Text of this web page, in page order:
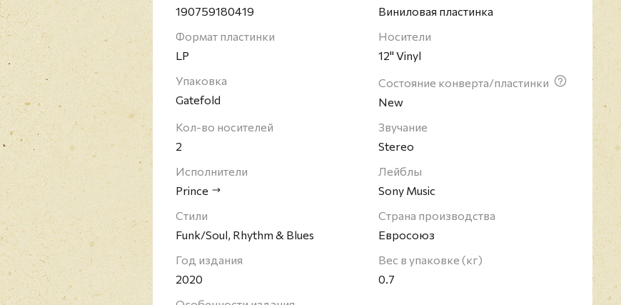
Принс Роджерс Нельсон - американский музыкант, певец, гитарист-
автор песен, композитор, продюсер, актер, режиссёр. На протяжении
большей части своей карьеры выступал под именем Принс, но
использовал также и другие псевдонимы. По всему миру продано
более 100 миллионов копий его альбомов. Лауреат семи премий
Грэмми, премий Оскар и Золотой глобус. В 2004 году имя Принса было
занесено в Зал славы рок-н-ролла.
190759180419
Виниловая пластинка
Формат пластинки
LP
Носители
12" Vinyl
Упаковка
Gatefold
Состояние конверта/пластинки
New
Кол-во носителей
2
Звучание
Stereo
Исполнители
Prince
Лейблы
Sony Music
Стили
Funk/Soul, Rhythm & Blues
Страна производства
Евросоюз
Год издания
2020
Вес в упаковке (кг)
0.7